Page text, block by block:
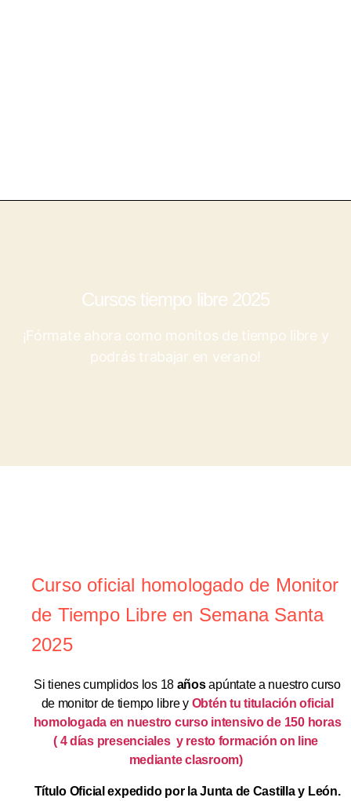
Cursos tiempo libre 2025
¡Fórmate ahora como monitos de tiempo libre y
podrás trabajar en verano!
Curso oficial homologado de Monitor
de Tiempo Libre en Semana Santa
2025
Si tienes cumplidos los 18 añosapúntate a nuestro curso
de monitor de tiempo libre y Obtén tu titulación oficial
homologada en nuestro curso intensivo de 150 horas
( 4 días presenciales y resto formación on line
mediante clasroom)
Título Oficial expedido por la Junta de Castilla y León.